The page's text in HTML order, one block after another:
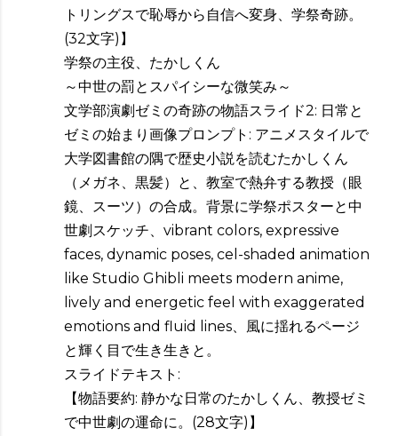
トリングスで恥辱から自信へ変身、学祭奇跡。
(32文字)】
学祭の主役、たかしくん
～中世の罰とスパイシーな微笑み～
文学部演劇ゼミの奇跡の物語スライド2: 日常と
ゼミの始まり画像プロンプト: アニメスタイルで
大学図書館の隅で歴史小説を読むたかしくん
（メガネ、黒髪）と、教室で熱弁する教授（眼
鏡、スーツ）の合成。背景に学祭ポスターと中
世劇スケッチ、vibrant colors, expressive
faces, dynamic poses, cel-shaded animation
like Studio Ghibli meets modern anime,
lively and energetic feel with exaggerated
emotions and fluid lines、風に揺れるページ
と輝く目で生き生きと。
スライドテキスト:
【物語要約: 静かな日常のたかしくん、教授ゼミ
で中世劇の運命に。(28文字)】